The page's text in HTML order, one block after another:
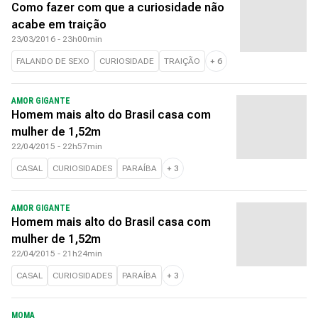
Como fazer com que a curiosidade não
acabe em traição
23/03/2016 - 23h00min
FALANDO DE SEXO CURIOSIDADE TRAIÇÃO + 6
AMOR GIGANTE
Homem mais alto do Brasil casa com
mulher de 1,52m
22/04/2015 - 22h57min
CASAL CURIOSIDADES PARAÍBA + 3
AMOR GIGANTE
Homem mais alto do Brasil casa com
mulher de 1,52m
22/04/2015 - 21h24min
CASAL CURIOSIDADES PARAÍBA + 3
MOMA